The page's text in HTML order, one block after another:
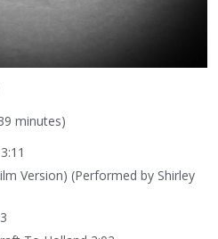
minutes)
Version) (Performed by Shirley